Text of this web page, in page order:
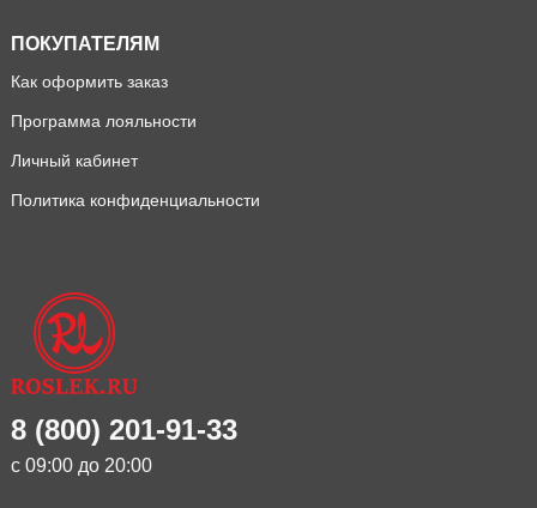
ПОКУПАТЕЛЯМ
Как оформить заказ
Программа лояльности
Личный кабинет
Политика конфиденциальности
8 (800) 201-91-33
с 09:00 до 20:00